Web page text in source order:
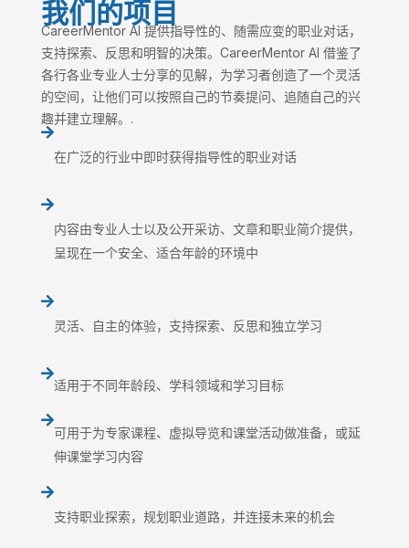
我们的项目
CareerMentor AI 提供指导性的、随需应变的职业对话，
支持探索、反思和明智的决策。CareerMentor AI 借鉴了
各行各业专业人士分享的见解，为学习者创造了一个灵活
的空间，让他们可以按照自己的节奏提问、追随自己的兴
趣并建立理解。.

在广泛的行业中即时获得指导性的职业对话

内容由专业人士以及公开采访、文章和职业简介提供，
呈现在一个安全、适合年龄的环境中

灵活、自主的体验，支持探索、反思和独立学习

适用于不同年龄段、学科领域和学习目标

可用于为专家课程、虚拟导览和课堂活动做准备，或延
伸课堂学习内容

支持职业探索，规划职业道路，并连接未来的机会